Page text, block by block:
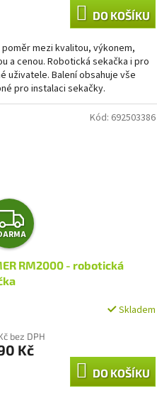
DO KOŠÍKU
mezi kvalitou, výkonem,
a cenou. Robotická sekačka i pro
uživatele. Balení obsahuje vše
pro instalaci sekačky.
Z
D
A
M
RM2000 - robotická
Skladem
bez DPH
Kč
DO KOŠÍKU
Kód: 692503386